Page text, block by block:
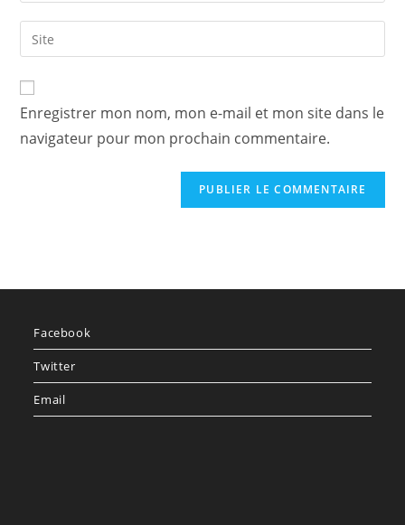
Enregistrer mon nom, mon e-mail et mon site dans le
navigateur pour mon prochain commentaire.
Facebook
Twitter
Email